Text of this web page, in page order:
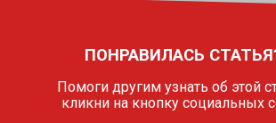
ПОНРАВИЛАСЬ
Помоги другим узнать об этой
кликни на кнопку социальных